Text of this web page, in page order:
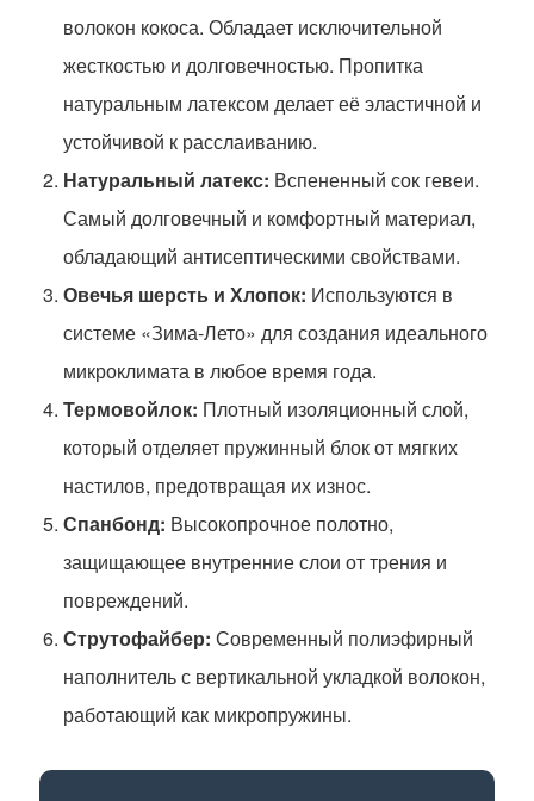
волокон кокоса. Обладает исключительной
жесткостью и долговечностью. Пропитка
натуральным латексом делает её эластичной и
устойчивой к расслаиванию.
Натуральный латекс: Вспененный сок гевеи.
Самый долговечный и комфортный материал,
обладающий антисептическими свойствами.
Овечья шерсть и Хлопок: Используются в
системе «Зима-Лето» для создания идеального
микроклимата в любое время года.
Термовойлок: Плотный изоляционный слой,
который отделяет пружинный блок от мягких
настилов, предотвращая их износ.
Спанбонд: Высокопрочное полотно,
защищающее внутренние слои от трения и
повреждений.
Струтофайбер: Современный полиэфирный
наполнитель с вертикальной укладкой волокон,
работающий как микропружины.